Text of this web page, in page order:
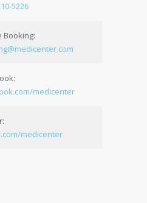
5226
Booking:
medicenter
medicenter